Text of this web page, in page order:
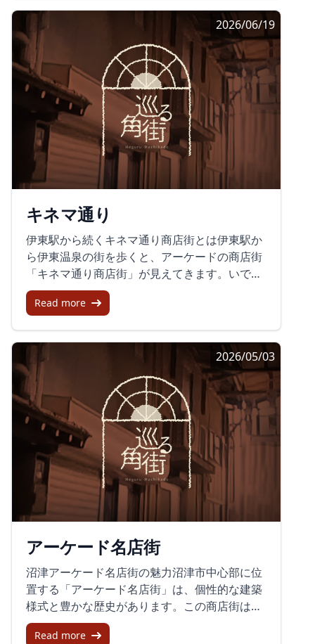
な品が集まる催しです。作った人の顔を見なが
ら会話を交わし、その場で買い物を楽しめるの
が、この催しの特徴として案内されています。
会場となる富士本町商店街は、駅前から続く街
の通りとして、日常の動きとイベント時の表情
の両方を見せる場所です。普段の商店街に、行
き交う人の流れや出店の列が重なると、いつも
の通りが少し違って見えてきます。街を歩きな
がら買い物をする、そんな昔ながらの商店街ら
しさが残る催しといえそうです。日本酒祭りで
見えた駅前通りの表情入力テキストには、富士
駅前日本酒祭りを訪れた際の様子もありまし
た。駅前通りの一部が歩行者天国になり、食べ
物屋も多数出店していたとのことです。日本酒
の試飲はチケット制で、1,000円で4か所を回れ
る仕組みでした。お猪口一杯程度の試飲を通し
て、複数の店や銘柄を少しずつ味わえる形だっ
たようです。会場には日本酒ファンと思われる
人たちが老若男女入り交じって集まり、どの店
にも行列ができていたとのことでした。時間内
に試飲がなくなる店もあったようですが、回り
きれたという記録からは、限られた時間の中で
人の流れが絶えない様子が伝わってきます。駅
前通りを舞台にした催しとして、飲食と試飲が
並ぶ街角の一日が印象に残ります。富士銀座通
りに残る昭和の面影別の記録では、富士銀座通
りについても触れられていました。昭和の面影
を残した建物がまだ立っていて、昭和生まれの
方には懐かしい雰囲気がある、と書かれていま
す。今は車が通るだけで人通りはあまりないも
のの、通りそのものを残してほしいという思い
かさだけでなく、静かな時間を抱えたまま続い
ていることがあります。富士銀座通りも、その
一つとして記録されているように見えます。古
い看板や建物の気配、車が通り過ぎるだけの時
間帯、そうした要素が重なると、街の記憶がそ
のまま通りに残っているように感じられます。
2026/06/19
キネマ通り
伊東駅から続くキネマ通り商店街とは伊東駅か
ら伊東温泉の街を歩くと、アーケードの商店街
「キネマ通り商店街」が見えてきます。いでゆ
橋から駅へ続く通りとして知られ、雨の日でも
歩きやすいのがうれしいポイントです。通りの
トロな空気が残る商店街として印象に残りま
す。レビューでは、かつて栄えていた面影を感
じる一方で、シャッターの閉まった店も多く、
静かな雰囲気が目立つという声がありました。
人通りは多くなく、どこか昔の街並みを思わせ
る落ち着きがあります。昭和の面影が残る通り
の雰囲気キネマ通りは、アーケードになってい
て天候を気にせず歩けるのが便利です。ただ、
全体としては少し暗く感じられ、商店街のにぎ
わいはこれからの活性化に期待したいところで
す。レビューでも「頑張ってほしい」という思
いが寄せられていました。その一方で、今のキ
ネマ通りには、地元の人向けのお店が多いよう
に感じられます。観光地らしい派手さよりも、
日常の買い物や散策に寄り添う雰囲気があるの
も特徴です。伊東駅から東海館の方まで、店を
見ながら歩けるのも散策の楽しみです。アーケ
ード内の手湯と伊豆柏屋の水まんじゅうキネマ
Read more
2026/05/03
アーケード名店街
沼津アーケード名店街の魅力沼津市中心部に位
置する「アーケード名店街」は、個性的な建築
様式と豊かな歴史があります。この商店街は
1954年に日本初の公共歩廊を取り入れた景観に
配慮した設計が特徴で、一見の価値がある場所
Read more